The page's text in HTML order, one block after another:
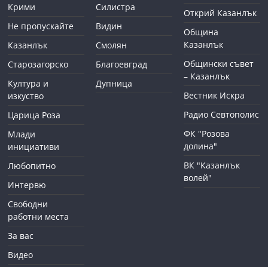
Крими
Не пропускайте
Казанлък
Старозагорско
Култура и
изкуство
Царица Роза
Млади
инициативи
Любопитно
Интервю
Свободни
работни места
За вас
Видео
Силистра
Видин
Смолян
Благоевград
Дупница
Открий Казанлък
Община
Казанлък
Общински съвет
– Казанлък
Вестник Искра
Радио Севтополис
ФК "Розова
долина"
ВК "Казанлък
волей"